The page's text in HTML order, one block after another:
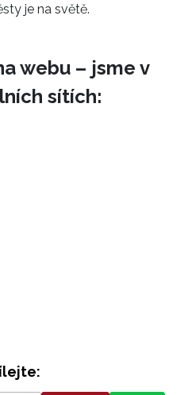
je na světě.
webu – jsme v
sítích: